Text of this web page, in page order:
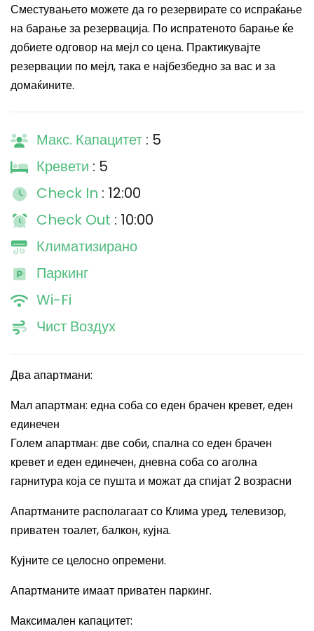
Сместувањето можете да го резервирате со испраќање
на барање за резервација. По испратеното барање ќе
добиете одговор на мејл со цена. Практикувајте
резервации по мејл, така е најбезбедно за вас и за
домаќините.
Макс. Капацитет : 5
Кревети : 5
Check In : 12:00
Check Out : 10:00
Климатизирано
Паркинг
Wi-Fi
Чист Воздух
Два апартмани:
Мал апартман: една соба со еден брачен кревет, еден
единечен
Голем апартман: две соби, спална со еден брачен
кревет и еден единечен, дневна соба со аголна
гарнитура која се пушта и можат да спијат 2 возрасни
Апартманите располагаат со Клима уред, телевизор,
приватен тоалет, балкон, кујна.
Кујните се целосно опремени.
Апартманите имаат приватен паркинг.
Максимален капацитет: